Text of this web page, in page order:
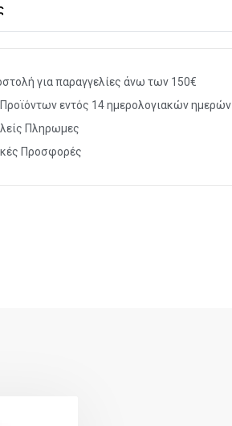
για παραγγελίες άνω των 150€
εντός 14 ημερολογιακών ημερών
Πληρωμες
Προσφορές